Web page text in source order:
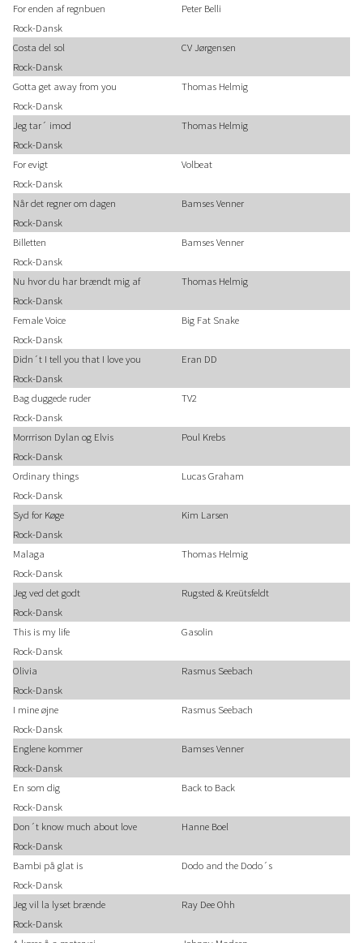
For enden af regnbuen
Peter Belli
Rock-Dansk
Costa del sol
CV Jørgensen
Rock-Dansk
Gotta get away from you
Thomas Helmig
Rock-Dansk
Jeg tar´ imod
Thomas Helmig
Rock-Dansk
For evigt
Volbeat
Rock-Dansk
Når det regner om dagen
Bamses Venner
Rock-Dansk
Billetten
Bamses Venner
Rock-Dansk
Nu hvor du har brændt mig af
Thomas Helmig
Rock-Dansk
Female Voice
Big Fat Snake
Rock-Dansk
Didn´t I tell you that I love you
Eran DD
Rock-Dansk
Bag duggede ruder
TV2
Rock-Dansk
Morrrison Dylan og Elvis
Poul Krebs
Rock-Dansk
Ordinary things
Lucas Graham
Rock-Dansk
Syd for Køge
Kim Larsen
Rock-Dansk
Malaga
Thomas Helmig
Rock-Dansk
Jeg ved det godt
Rugsted & Kreütsfeldt
Rock-Dansk
This is my life
Gasolin
Rock-Dansk
Olivia
Rasmus Seebach
Rock-Dansk
I mine øjne
Rasmus Seebach
Rock-Dansk
Englene kommer
Bamses Venner
Rock-Dansk
En som dig
Back to Back
Rock-Dansk
Don´t know much about love
Hanne Boel
Rock-Dansk
Bambi på glat is
Dodo and the Dodo´s
Rock-Dansk
Jeg vil la lyset brænde
Ray Dee Ohh
Rock-Dansk